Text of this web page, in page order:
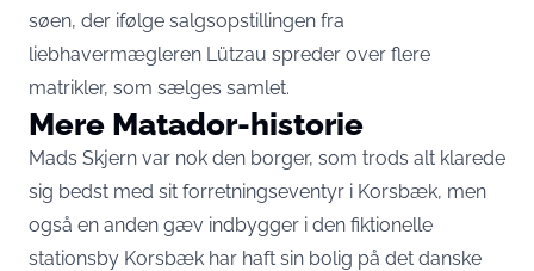
søen, der ifølge salgsopstillingen fra
liebhavermægleren Lützau spreder over flere
matrikler, som sælges samlet.
Mere Matador-historie
Mads Skjern var nok den borger, som trods alt klarede
sig bedst med sit forretningseventyr i Korsbæk, men
også en anden gæv indbygger i den fiktionelle
stationsby Korsbæk har haft sin bolig på det danske